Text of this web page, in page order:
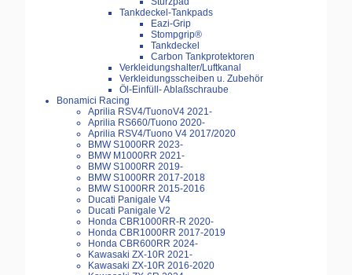
Tankdeckel-Tankpads
Eazi-Grip
Stompgrip®
Tankdeckel
Carbon Tankprotektoren
Verkleidungshalter/Luftkanal
Verkleidungsscheiben u. Zubehör
Öl-Einfüll- Ablaßschraube
Bonamici Racing
Aprilia RSV4/TuonoV4 2021-
Aprilia RS660/Tuono 2020-
Aprilia RSV4/Tuono V4 2017/2020
BMW S1000RR 2023-
BMW M1000RR 2021-
BMW S1000RR 2019-
BMW S1000RR 2017-2018
BMW S1000RR 2015-2016
Ducati Panigale V4
Ducati Panigale V2
Honda CBR1000RR-R 2020-
Honda CBR1000RR 2017-2019
Honda CBR600RR 2024-
Kawasaki ZX-10R 2021-
Kawasaki ZX-10R 2016-2020